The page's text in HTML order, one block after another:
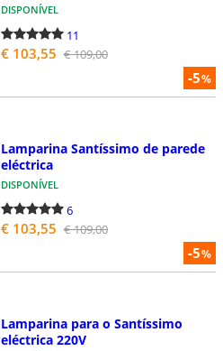
-5%
DISPONÍVEL
11
€ 103,55 € 109,00
-5%
Lamparina Santíssimo de parede
eléctrica
DISPONÍVEL
6
€ 103,55 € 109,00
Lamparina para o Santíssimo
eléctrica 220V